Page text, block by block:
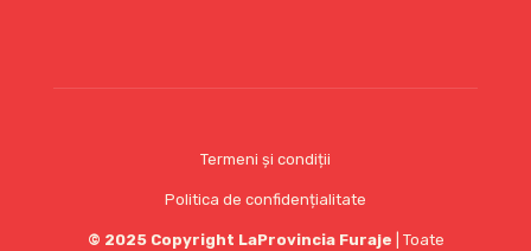
Termeni și condiții
Politica de confidențialitate
© 2025 Copyright LaProvincia Furaje | Toate